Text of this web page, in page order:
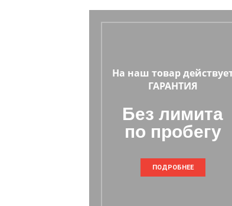
На наш товар
ГАРАНТИЯ
Без лимита
по пробегу
ПОДРОБНЕЕ